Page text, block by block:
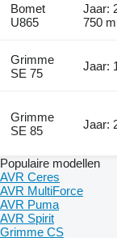
Bomet
U865
Jaar:
750
Grimme
SE 75
Jaar:
Grimme
SE 85
Jaar:
Populaire modellen
AVR Ceres
AVR MultiForce
AVR Puma
AVR Spirit
Grimme CS